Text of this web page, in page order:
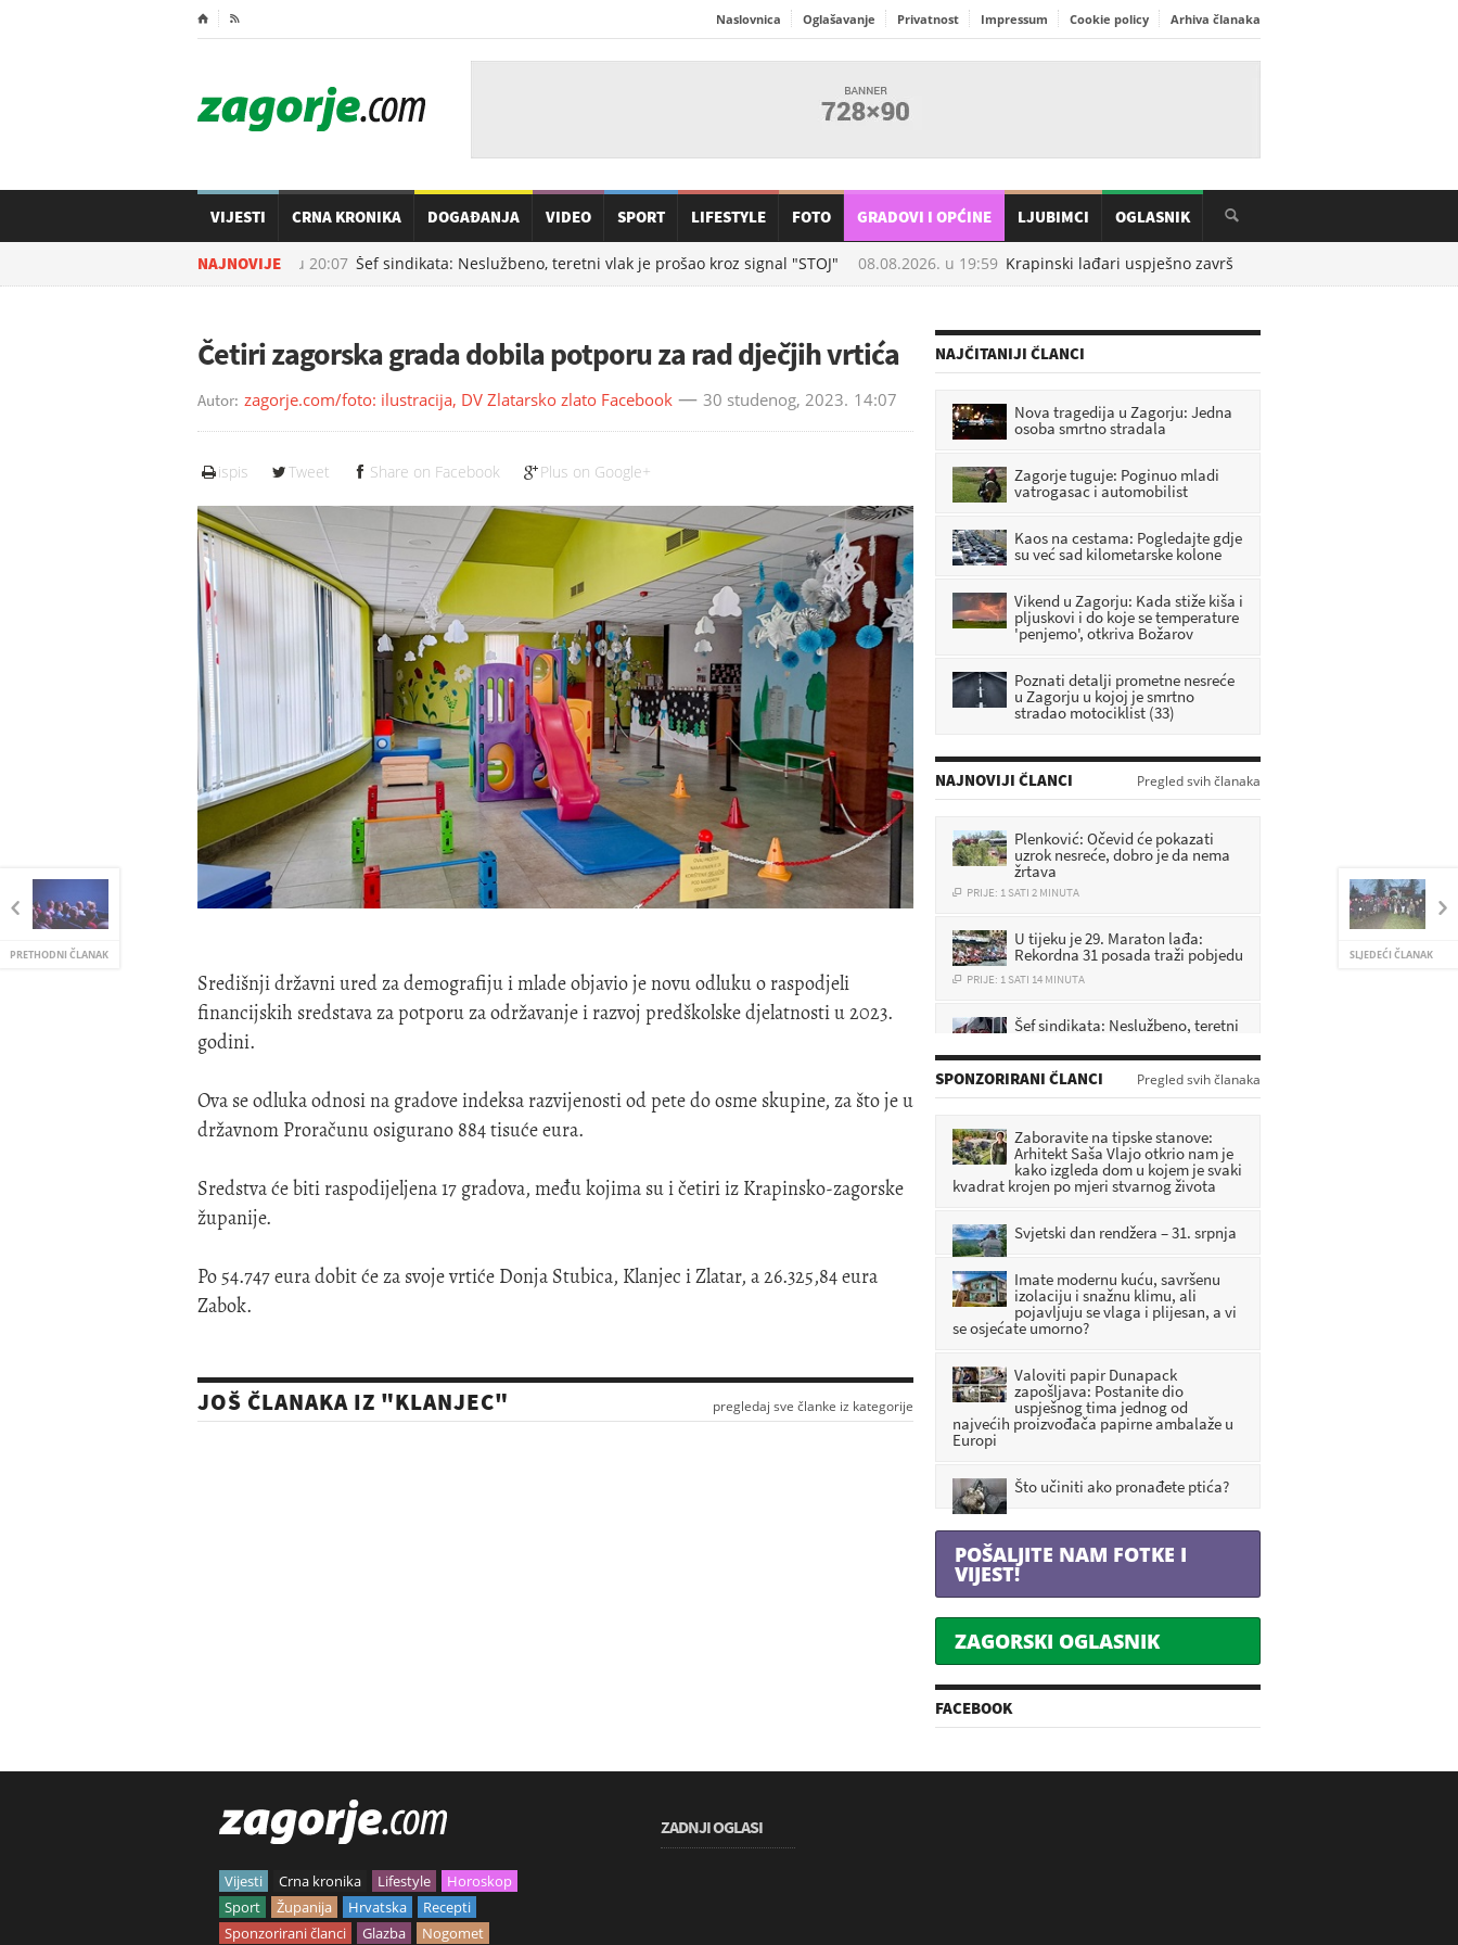
⌂  Naslovnica Oglašavanje Privatnost Impressum Cookie policy Arhiva članaka
VIJESTI CRNA KRONIKA DOGAĐANJA VIDEO SPORT LIFESTYLE FOTO GRADOVI I OPĆINE LJUBIMCI OGLASNIK
NAJNOVIJE
08.08.2026. u 20:07 Šef sindikata: Neslužbeno, teretni vlak je prošao kroz signal "STOJ" 08.08.2026. u19:59 Krapinski lađari uspješno završili 29. Maraton lađa na Neretvi
PRETHODNI ČLANAK SLJEDEĆI ČLANAK
Četiri zagorska grada dobila potporu za rad dječjih vrtića
Autor: zagorje.com/foto: ilustracija, DV Zlatarsko zlato Facebook 30 studenog, 2023. 14:07
ispis Tweet Share on Facebook Plus on Google+
Središnji državni ured za demografiju i mlade objavio je novu odluku o raspodjeli
financijskih sredstava za potporu za održavanje i razvoj predškolske djelatnosti u 2023.
godini.
Ova se odluka odnosi na gradove indeksa razvijenosti od pete do osme skupine, za što je u
državnom Proračunu osigurano 884 tisuće eura.
Sredstva će biti raspodijeljena 17 gradova, među kojima su i četiri iz Krapinsko-zagorske
županije.
Po 54.747 eura dobit će za svoje vrtiće Donja Stubica, Klanjec i Zlatar, a 26.325,84 eura
Zabok.
JOŠ ČLANAKA IZ "KLANJEC" pregledaj sve članke iz kategorije
NAJČITANIJI ČLANCI
Nova tragedija u Zagorju: Jedna
osoba smrtno stradala
Zagorje tuguje: Poginuo mladi
vatrogasac i automobilist
Kaos na cestama: Pogledajte gdje
su već sad kilometarske kolone
Vikend u Zagorju: Kada stiže kiša i
pljuskovi i do koje se temperature
'penjemo', otkriva Božarov
Poznati detalji prometne nesreće
u Zagorju u kojoj je smrtno
stradao motociklist (33)
NAJNOVIJI ČLANCI Pregled svih članaka
Plenković: Očevid će pokazati
uzrok nesreće, dobro je da nema
žrtava
PRIJE: 1 SATI 2 MINUTA
U tijeku je 29. Maraton lađa:
Rekordna 31 posada traži pobjedu
 PRIJE: 1 SATI 14 MINUTA
Šef sindikata: Neslužbeno, teretni
vlak je prošao kroz signal "STOJ"
 PRIJE: 5 MINUTA
Krapinski lađari uspješno završili
 PRIJE: 12 MINUTA
Teška nesreća: Motociklist
 PRIJE: 47 MINUTA
SPONZORIRANI ČLANCI Pregled svih članaka
Zaboravite na tipske stanove:
Arhitekt Saša Vlajo otkrio nam je
kako izgleda dom u kojem je svaki
kvadrat krojen po mjeri stvarnog života
Svjetski dan rendžera – 31. srpnja
Imate modernu kuću, savršenu
izolaciju i snažnu klimu, ali
pojavljuju se vlaga i plijesan, a vi
se osjećate umorno?
Valoviti papir Dunapack
zapošljava: Postanite dio
uspješnog tima jednog od
najvećih proizvođača papirne ambalaže u
Europi
Što učiniti ako pronađete ptića?
POŠALJITE NAM FOTKE I
VIJEST!
ZAGORSKI OGLASNIK
FACEBOOK
Vijesti Crna kronika Lifestyle
Horoskop
Sport
Županija Hrvatska
Recepti
Sponzorirani članci
Glazba Nogomet
ZADNJI OGLASI